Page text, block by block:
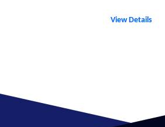
View Details